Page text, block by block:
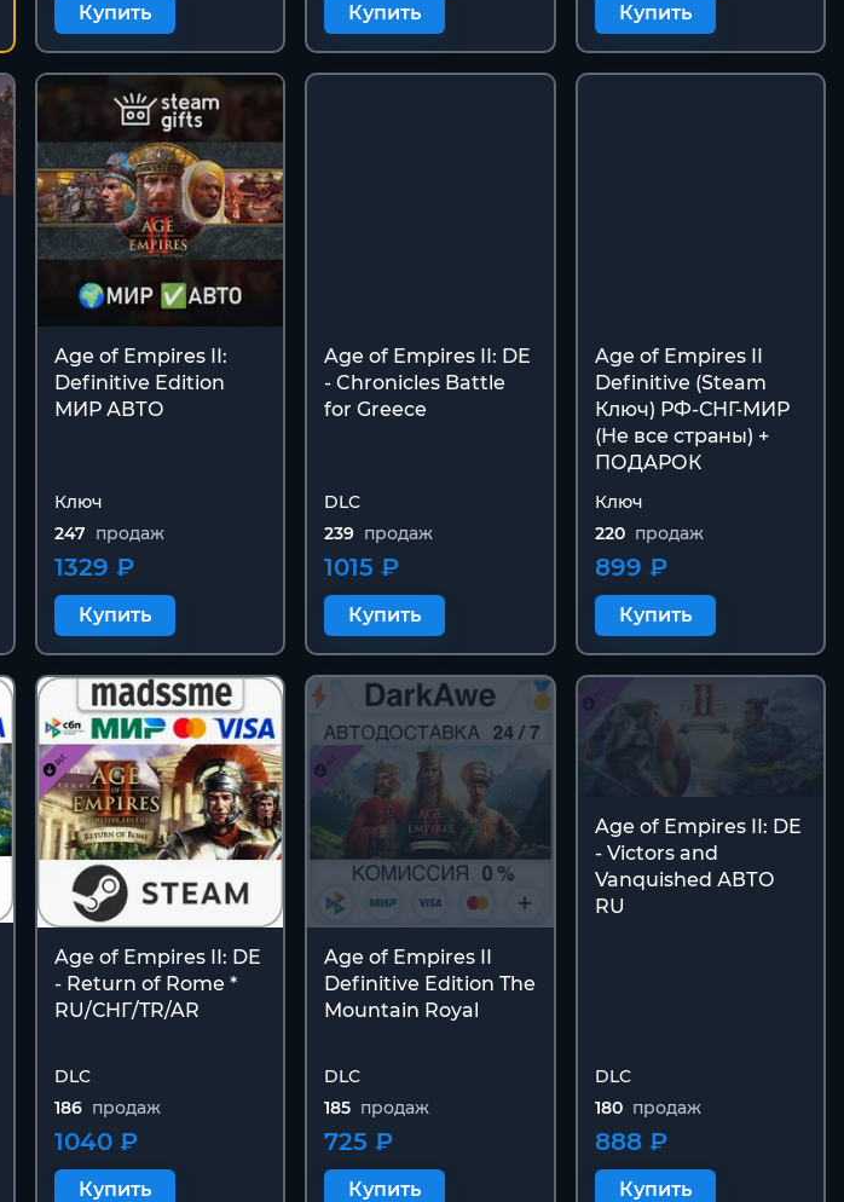
Купить Купить Купить
Age of Empires II:
Definitive Edition
МИР АВТО
Ключ
247 продаж
1329 ₽
Купить
Age of Empires II: DE
- Chronicles Battle
for Greece
DLC
239 продаж
1015 ₽
Купить
Age of Empires II
Definitive (Steam
Ключ) РФ-СНГ-МИР
(Не все страны) +
ПОДАРОК
Ключ
220 продаж
899 ₽
Купить
Age of Empires II: DE
- Return of Rome *
RU/СНГ/TR/AR
DLC
186 продаж
1040 ₽
Купить
Age of Empires II
Definitive Edition The
Mountain Royal
DLC
185 продаж
725 ₽
Купить
Age of Empires II: DE
- Victors and
Vanquished АВТО
RU
DLC
180 продаж
888 ₽
Купить